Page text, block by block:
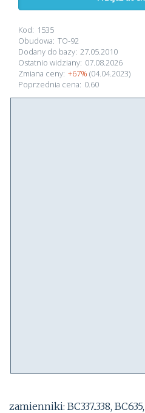
Kod: 1535
Obudowa: TO-92
Dodany do bazy: 27.05.2010
Ostatnio widziany: 07.08.2026
Zmiana ceny: +67% (04.04.2023)
Poprzednia cena: 0.60
zamienniki: BC337..338,